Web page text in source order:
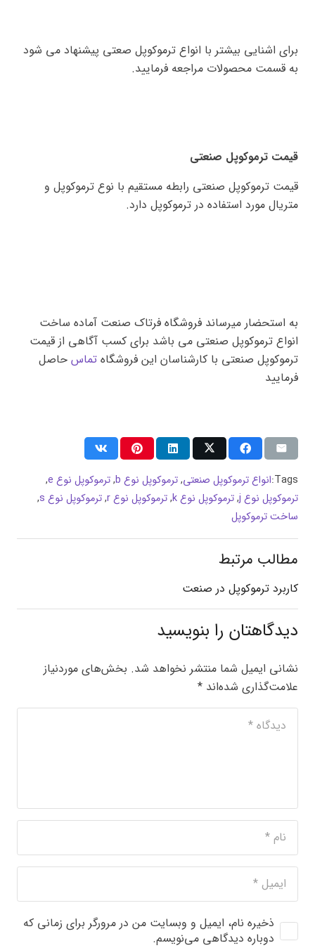
برای اشنایی بیشتر با انواع ترموکوپل صعتی پیشنهاد می شود
به قسمت محصولات مراجعه فرمایید.
قیمت ترموکوپل صنعتی
قیمت ترموکوپل صنعتی رابطه مستقیم با نوع ترموکوپل و
متریال مورد استفاده در ترموکوپل دارد.
به استحضار میرساند فروشگاه فرتاک صنعت آماده ساخت
انواع ترموکوپل صنعتی می باشد برای کسب آگاهی از قیمت
ترموکوپل صنعتی با کارشناسان این فروشگاه تماس حاصل
فرمایید
Tags: انواع ترموکوپل صنعتی,ترموکوپل نوع b ,ترموکوپل نوع e ,
ترموکوپل نوع j ,ترموکوپل نوع k ,ترموکوپل نوع r ,ترموکوپل نوع s ,
ساخت ترموکوپل
مطالب مرتبط
کاربرد ترموکوپل در صنعت
دیدگاهتان را بنویسید
نشانی ایمیل شما منتشر نخواهد شد. بخش‌های موردنیاز
علامت‌گذاری شده‌اند *
ذخیره نام، ایمیل و وبسایت من در مرورگر برای زمانی که
دوباره دیدگاهی می‌نویسم.